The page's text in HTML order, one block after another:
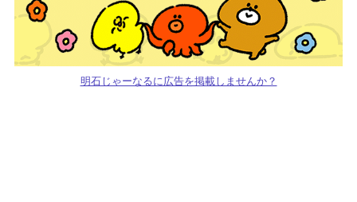
明石じゃーなるに広告を掲載しませんか？